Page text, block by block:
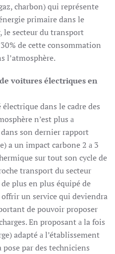
charbon) qui représente
primaire dans le
le secteur du transport
de cette consommation
l’atmosphère.
voitures électriques en
dans le cadre des
n’est plus а
son dernier rapport
a un impact carbone 2 а 3
sur tout son cycle de
transport du secteur
plus en plus équipé de
un service qui deviendra
de pouvoir proposer
En proposant а la fois
adapté а l’établissement
pose par des techniciens